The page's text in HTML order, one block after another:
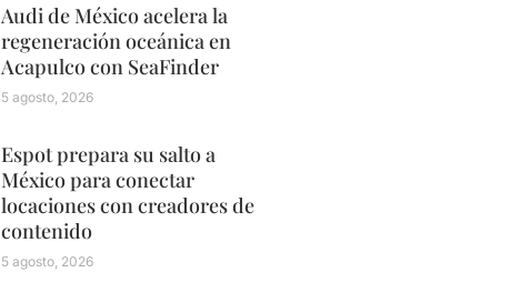
Audi de México acelera la
regeneración oceánica en
Acapulco con SeaFinder
5 agosto, 2026
Espot prepara su salto a
México para conectar
locaciones con creadores de
contenido
5 agosto, 2026